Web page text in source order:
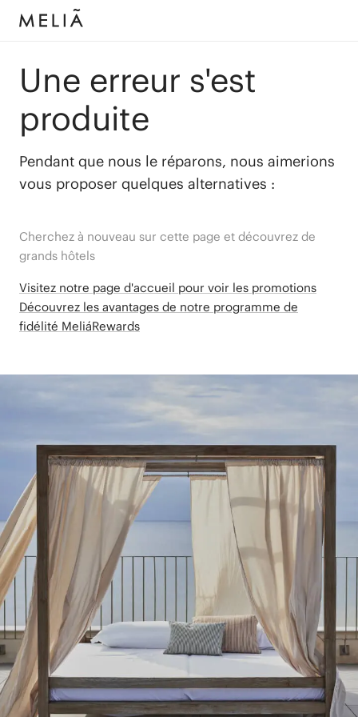
Une erreur s'est
produite
Pendant que nous le réparons, nous aimerions
vous proposer quelques alternatives :
Cherchez à nouveau sur cette page et découvrez de
grands hôtels
Visitez notre page d'accueil pour voir les promotions
Découvrez les avantages de notre programme de
fidélité MeliáRewards